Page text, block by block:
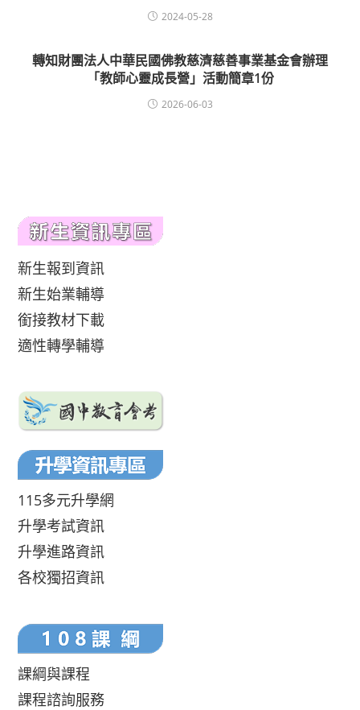
2024-05-28
轉知財團法人中華民國佛教慈濟慈善事業基金會辦理
「教師心靈成長營」活動簡章1份
2026-06-03
新生報到資訊
新生始業輔導
銜接教材下載
適性轉學輔導
115多元升學網
升學考試資訊
升學進路資訊
各校獨招資訊
課綱與課程
課程諮詢服務